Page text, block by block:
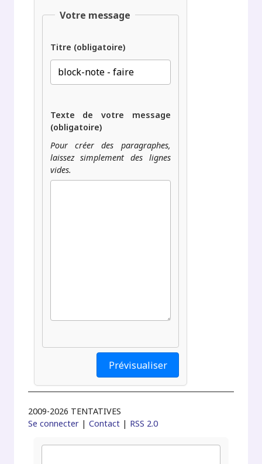
Votre message
Titre (obligatoire)
Texte de votre message
(obligatoire)
Pour créer des paragraphes,
laissez simplement des lignes
vides.
2009-2026 TENTATIVES
Se connecter |Contact | RSS 2.0